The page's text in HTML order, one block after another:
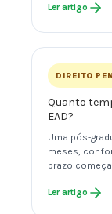
Ler artigo
DIREITO
Quanto
EAD?
Uma pós-
meses,
prazo
Ler artigo